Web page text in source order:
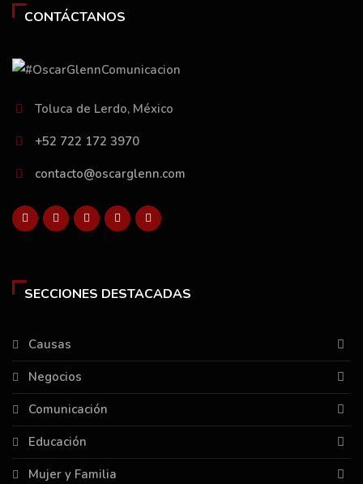
CONTÁCTANOS
Toluca de Lerdo, México
+52 722 172 3970
contacto@oscarglenn.com
SECCIONES DESTACADAS
Causas
Negocios
Comunicación
Educación
Mujer y Familia